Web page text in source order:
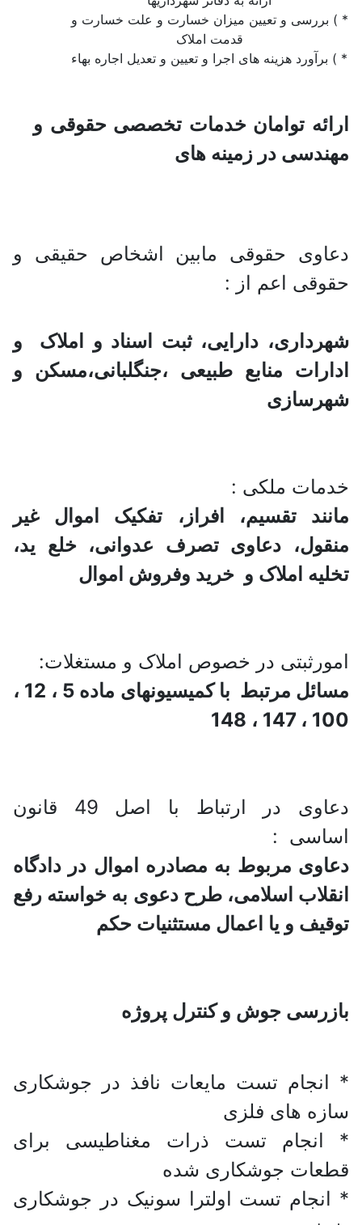
* ) بررسی و تعیین میزان خسارت و علت خسارت و
قدمت املاک
* ) برآورد هزینه های اجرا و تعیین و تعدیل اجاره بهاء
ارائه توامان خدمات تخصصی حقوقی و
مهندسی در زمینه های
دعاوی حقوقی مابین اشخاص حقیقی و
حقوقی اعم از :
شهرداری، دارایی، ثبت اسناد و املاک و
ادارات منابع طبیعی ،جنگلبانی،مسکن و
شهرسازی
خدمات ملکی :
مانند تقسیم، افراز، تفکیک اموال غیر
منقول، دعاوی تصرف عدوانی، خلع ید،
تخلیه املاک و خرید وفروش اموال
امورثبتی در خصوص املاک و مستغلات:
مسائل مرتبط با کمیسیونهای ماده 5 ، 12 ،
100 ، 147 ، 148
دعاوی در ارتباط با اصل 49 قانون
اساسی :
دعاوی مربوط به مصادره اموال در دادگاه
انقلاب اسلامی، طرح دعوی به خواسته رفع
توقیف و یا اعمال مستثنیات حکم
بازرسی جوش و کنترل پروژه
* انجام تست مایعات نافذ در جوشکاری
سازه های فلزی
* انجام تست ذرات مغناطیسی برای
قطعات جوشکاری شده
* انجام تست اولترا سونیک در جوشکاری